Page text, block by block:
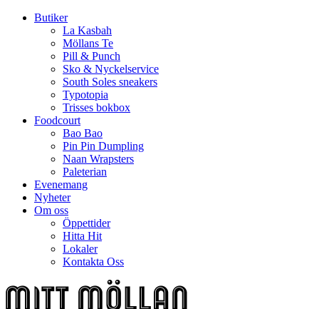
Butiker
La Kasbah
Möllans Te
Pill & Punch
Sko & Nyckelservice
South Soles sneakers
Typotopia
Trisses bokbox
Foodcourt
Bao Bao
Pin Pin Dumpling
Naan Wrapsters
Paleterian
Evenemang
Nyheter
Om oss
Öppettider
Hitta Hit
Lokaler
Kontakta Oss